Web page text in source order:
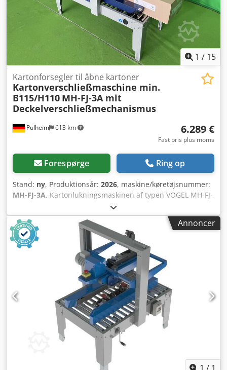
leveres som tilvalg. Kan efter ønske også kombineres med
en af vores kartonlukker.
1 / 15
Pulheim 613 km
Kartonforsegler til åbne kartoner
Kartonverschließmaschine min.
B115/H110 MH-FJ-3A mit
Deckelverschließmechanismus
6.289 €
Fast pris plus moms
Forespørge Ring op
Stand: ny, Produktionsår: 2026, maskine/køretøjsnummer:
MH-FJ-3A, Kartonlukningsmaskinen af typen VOGEL MH-FJ-
3A er udstyret med et låg-lukningsmekanisme, hvilket vil
sige, at kasserne kan indføres i åben tilstand. De korte og
lange lågedele på kassen lukkes først, og først derefter
forsegles kassen. Kartonformater: Længde 150 – 600 mm
Bredde 115 – 490 mm Højde 110 – 510 mm Dcodpfxszr
Hnpj Ag Uok Tekniske data: Længde: 1.800 mm Bredde: 880
mm Vægt: 300 kg Driftsspænding: 220 V Luft: 5 kg/cm2 CE-
mærkning VIGTIGT: Til drift af maskinen kræves
lufttrykforsyning, som ikke er inkluderet i leveringen.
Tilbehør: Til vores VOGEL kartonlukker-program tilbyder vi
løberuller, for- og efterløbsborde, samt rullebaner.
Annoncer